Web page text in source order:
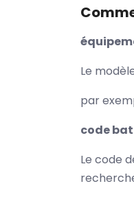
Le
par
code
Le code